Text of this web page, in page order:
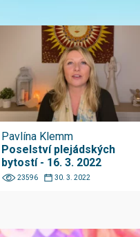
Pavlína Klemm
Poselství plejádských
bytostí - 16. 3. 2022
23596 30. 3. 2022